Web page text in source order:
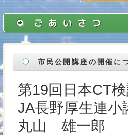
市民公開講座の開催に
第19回日本CT
JA長野厚生連小
丸山 雄一郎